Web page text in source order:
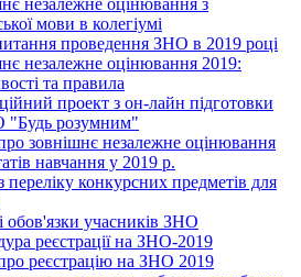
мови в колегіумі
проведення ЗНО в 2019 році
незалежне оцінювання 2019:
та правила
проект з он-лайн підготовки
"Будь розумним"
зовнішнє незалежне оцінювання
навчання у 2019 р.
переліку конкурсних предметів для
обов'язки учасників ЗНО
реєстрації на ЗНО-2019
реєстрацію на ЗНО 2019